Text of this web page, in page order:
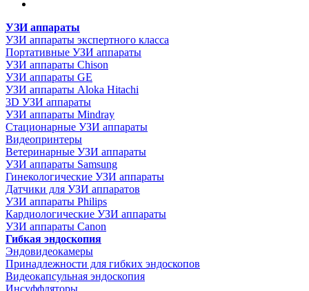
УЗИ аппараты
УЗИ аппараты экспертного класса
Портативные УЗИ аппараты
УЗИ аппараты Chison
УЗИ аппараты GE
УЗИ аппараты Aloka Hitachi
3D УЗИ аппараты
УЗИ аппараты Mindray
Стационарные УЗИ аппараты
Видеопринтеры
Ветеринарные УЗИ аппараты
УЗИ аппараты Samsung
Гинекологические УЗИ аппараты
Датчики для УЗИ аппаратов
УЗИ аппараты Philips
Кардиологические УЗИ аппараты
УЗИ аппараты Canon
Гибкая эндоскопия
Эндовидеокамеры
Принадлежности для гибких эндоскопов
Видеокапсульная эндоскопия
Инсуффляторы